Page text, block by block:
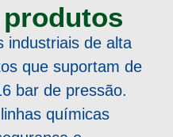
industriais de alta
que suportam de
bar de pressão.
químicas